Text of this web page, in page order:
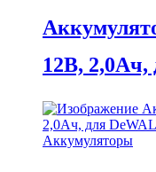
12В, 2,0Ач,
Аккумуляторы